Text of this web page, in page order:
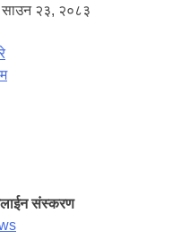
साउन २३, २०८३
संस्करण